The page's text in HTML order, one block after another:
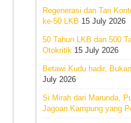
Regenerasi dan Tari
ke-50 LKB 15 July 2026
50 Tahun LKB dan 500
Otokritik 15 July 2026
Betawi Kudu hadir,
July 2026
Si Mirah dari Marunda,
Jagoan Kampung yang